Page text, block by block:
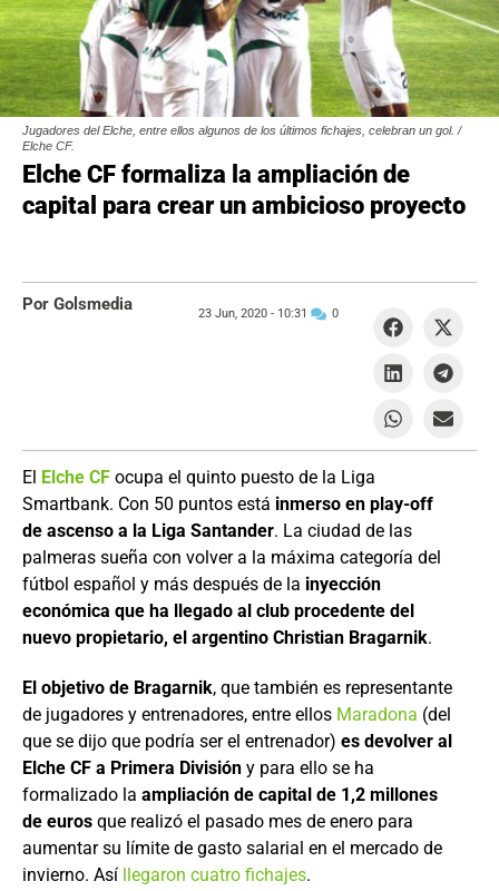
Jugadores del Elche, entre ellos algunos de los últimos fichajes, celebran un gol. /
Elche CF.
Elche CF formaliza la ampliación de
capital para crear un ambicioso proyecto
El Elche CF ocupa el quinto puesto de la Liga
Smartbank. Con 50 puntos está inmerso en play-off
de ascenso a la Liga Santander. La ciudad de las
palmeras sueña con volver a la máxima categoría del
fútbol español y más después de la inyección
económica que ha llegado al club procedente del
nuevo propietario, el argentino Christian Bragarnik.
El objetivo de Bragarnik, que también es representante
de jugadores y entrenadores, entre ellos Maradona (del
que se dijo que podría ser el entrenador) es devolver al
Elche CF a Primera División y para ello se ha
formalizado la ampliación de capital de 1,2 millones
de euros que realizó el pasado mes de enero para
aumentar su límite de gasto salarial en el mercado de
invierno. Así llegaron cuatro fichajes.
Por Golsmedia 23 Jun, 2020 - 10:31 0